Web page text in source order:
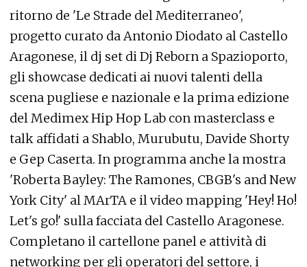
ritorno de 'Le Strade del Mediterraneo',
progetto curato da Antonio Diodato al Castello
Aragonese, il dj set di Dj Reborn a Spazioporto,
gli showcase dedicati ai nuovi talenti della
scena pugliese e nazionale e la prima edizione
del Medimex Hip Hop Lab con masterclass e
talk affidati a Shablo, Murubutu, Davide Shorty
e Gep Caserta. In programma anche la mostra
'Roberta Bayley: The Ramones, CBGB's and New
York City' al MArTA e il video mapping 'Hey! Ho!
Let's go!' sulla facciata del Castello Aragonese.
Completano il cartellone panel e attività di
networking per gli operatori del settore, i